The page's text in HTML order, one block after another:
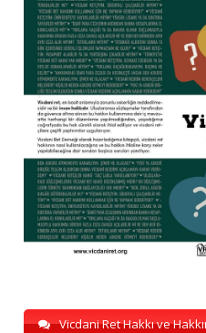
Vicdani Ret Hakkı ve